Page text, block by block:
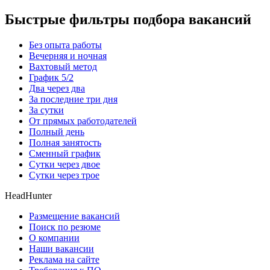
Быстрые фильтры подбора вакансий
Без опыта работы
Вечерняя и ночная
Вахтовый метод
График 5/2
Два через два
За последние три дня
За сутки
От прямых работодателей
Полный день
Полная занятость
Сменный график
Сутки через двое
Сутки через трое
HeadHunter
Размещение вакансий
Поиск по резюме
О компании
Наши вакансии
Реклама на сайте